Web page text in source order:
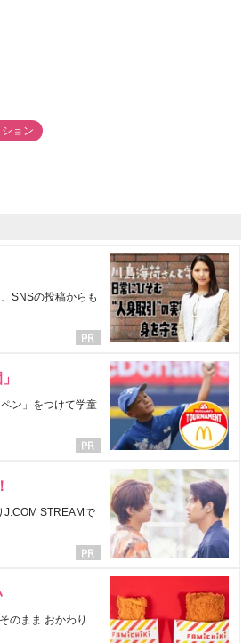
ョン
SNSの投稿からも
ン」をつけて学童
J:COM STREAMで
のまま おかわり